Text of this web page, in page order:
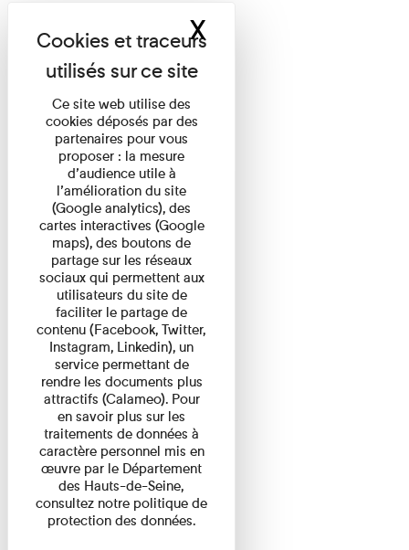
Ce site web utilise des
cookies déposés par des
partenaires pour vous
proposer : la mesure
d’audience utile à
l’amélioration du site
(Google analytics), des
cartes interactives (Google
maps), des boutons de
partage sur les réseaux
sociaux qui permettent aux
utilisateurs du site de
faciliter le partage de
contenu (Facebook, Twitter,
Instagram, Linkedin), un
service permettant de
rendre les documents plus
attractifs (Calameo). Pour
en savoir plus sur les
traitements de données à
caractère personnel mis en
œuvre par le Département
des Hauts-de-Seine,
consultez notre politique de
protection des données.
XMasquer le